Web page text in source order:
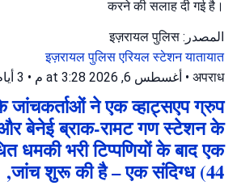
करने की सलाह दी गई है।
المصدر: इज़रायल पुलिस
इज़रायल पुलिसएरियल स्टेशनयातायात
अपराध
• أغسطس 6, 2026 at 3:28 م • 3 أيام مضى
जांचकर्ताओं ने एक व्हाट्सएप ग्रुप
बेनेई ब्राक-रामट गण स्टेशन के
धमकी भरी टिप्पणियों के बाद एक
जांच शुरू की है – एक संदिग्ध (44,